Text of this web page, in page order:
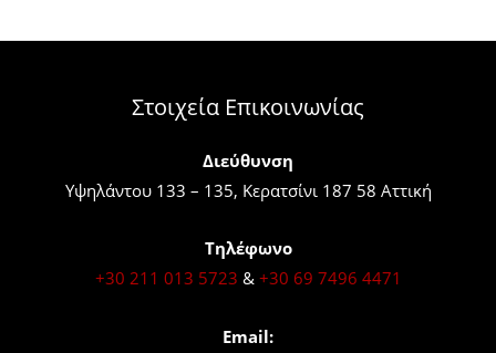
σελίδα
προϊόντος
σελίδα
Στοιχεία Επικοινωνίας
Διεύθυνση
Υψηλάντου 133 – 135, Κερατσίνι 187 58 Αττική
Τηλέφωνο
+30 211 013 5723 & +30 69 7496 4471
Email: